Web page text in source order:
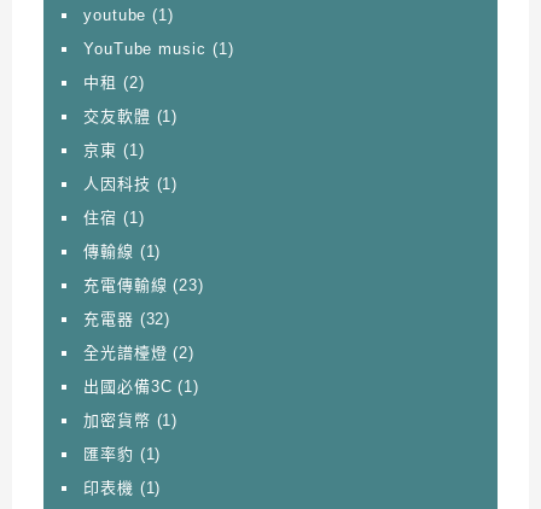
youtube (1)
YouTube music (1)
中租 (2)
交友軟體 (1)
京東 (1)
人因科技 (1)
住宿 (1)
傳輸線 (1)
充電傳輸線 (23)
充電器 (32)
全光譜檯燈 (2)
出國必備3C (1)
加密貨幣 (1)
匯率豹 (1)
印表機 (1)